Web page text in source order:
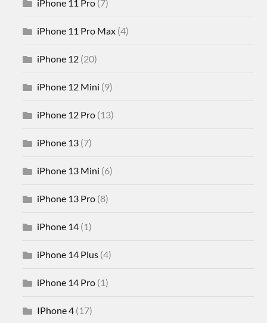
iPhone 11 Pro (7)
iPhone 11 Pro Max (4)
iPhone 12 (20)
iPhone 12 Mini (9)
iPhone 12 Pro (13)
iPhone 13 (7)
iPhone 13 Mini (6)
iPhone 13 Pro (8)
iPhone 14 (1)
iPhone 14 Plus (4)
iPhone 14 Pro (1)
IPhone 4 (17)